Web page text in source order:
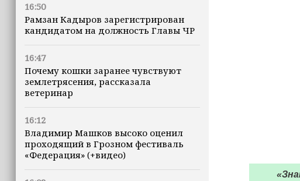
16:50
Рамзан Кадыров зарегистрирован
кандидатом на должность Главы ЧР
16:47
Почему кошки заранее чувствуют
землетрясения, рассказала
ветеринар
16:12
Владимир Машков высоко оценил
проходящий в Грозном фестиваль
«Федерация» (+видео)